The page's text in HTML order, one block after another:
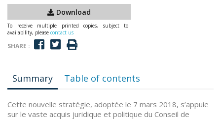
Download
To receive multiple printed copies, subject to
availability, please contact us
SHARE :
Summary Table of contents
Cette nouvelle stratégie, adoptée le 7 mars 2018, s’appuie
sur le vaste acquis juridique et politique du Conseil de